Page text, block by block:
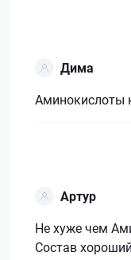
Дима
Аминокислоты
Артур
Не хуже чем
Состав